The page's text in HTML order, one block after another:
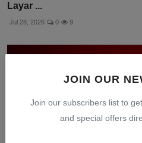
JOIN OUR
Join our subscribers list to
and special offers
Layar ...
Jul 28, 2026 0 9